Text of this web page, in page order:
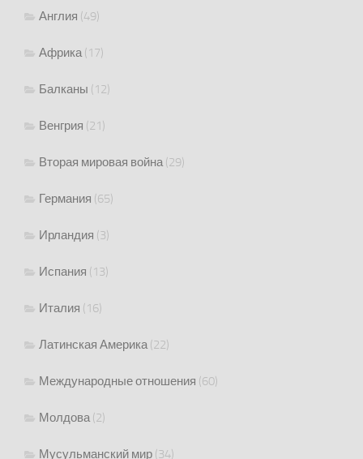
Англия (49)
Африка(17)
Балканы (12)
Венгрия (21)
Вторая мировая война(29)
Германия (65)
Ирландия (3)
Испания (13)
Италия (16)
Латинская Америка(22)
Международные отношения (60)
Молдова(2)
Мусульманский мир (34)